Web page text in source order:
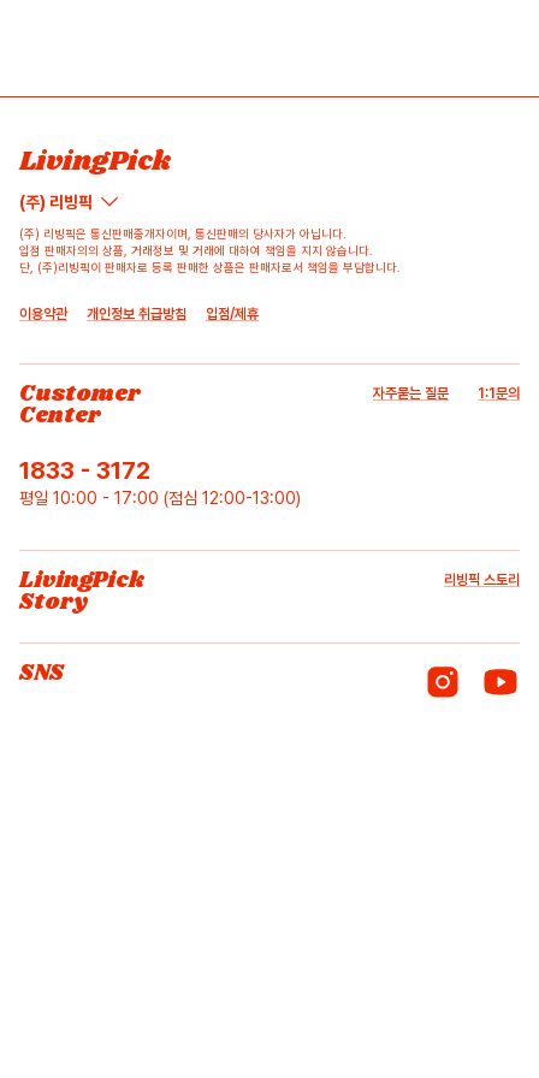
LivingPick
(주) 리빙픽
(주) 리빙픽은 통신판매중개자이며, 통신판매의 당사자가 아닙니다.
입점 판매자의의 상품, 거래정보 및 거래에 대하여 책임을 지지 않습니다.
단, (주)리빙픽이 판매자로 등록 판매한 상품은 판매자로서 책임을 부담합니다.
이용약관 개인정보 취급방침 입점/제휴
Customer
Center
자주묻는 질문 1:1문의
1833 - 3172
평일 10:00 - 17:00 (점심 12:00-13:00)
LivingPick
Story
리빙픽 스토리
SNS